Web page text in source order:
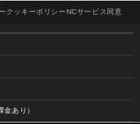
クッキーポリシー NCサービス 同意
金あり）